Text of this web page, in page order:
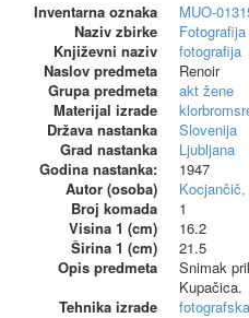
Inventarna oznaka
MUO-
Naziv zbirke
Književni naziv
fotografija
Naslov predmeta
Renoir
Grupa predmeta
akt žene
Materijal izrade
Država nastanka
Slovenija
Grad nastanka
Ljubljana
Godina nastanka:
1947
Autor (osoba)
Broj komada
1
Visina 1 (cm)
16.2
Širina 1 (cm)
21.5
Opis predmeta
Snimak
Kupačica.
Tehnika izrade
fotografska